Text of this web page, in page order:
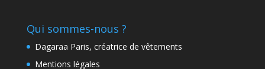
Qui sommes-nous ?
Dagaraa Paris, créatrice de vêtements
Mentions légales